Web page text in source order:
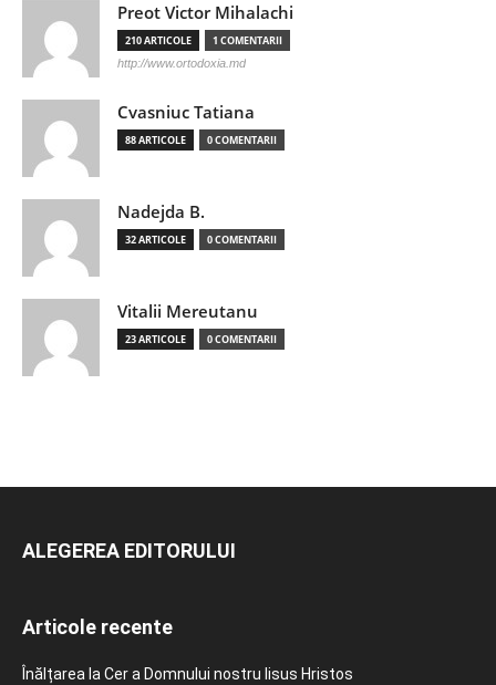
Preot Victor Mihalachi
210 ARTICOLE 1 COMENTARII
http://www.ortodoxia.md
Cvasniuc Tatiana
88 ARTICOLE 0 COMENTARII
Nadejda B.
32 ARTICOLE 0 COMENTARII
Vitalii Mereutanu
23 ARTICOLE 0 COMENTARII
ALEGEREA EDITORULUI
Articole recente
Înălțarea la Cer a Domnului nostru Iisus Hristos